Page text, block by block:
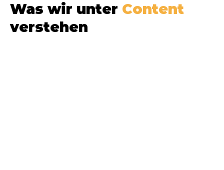
Was wir unter Content
verstehen